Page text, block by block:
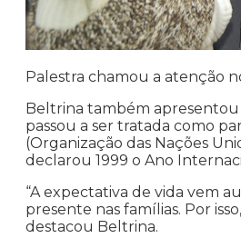
Palestra chamou a atenção
Beltrina também
passou a ser tratada como
(Organização das Nações
declarou 1999 o Ano
“A expectativa de vida vem
presente nas famílias. Por
destacou Beltrina.